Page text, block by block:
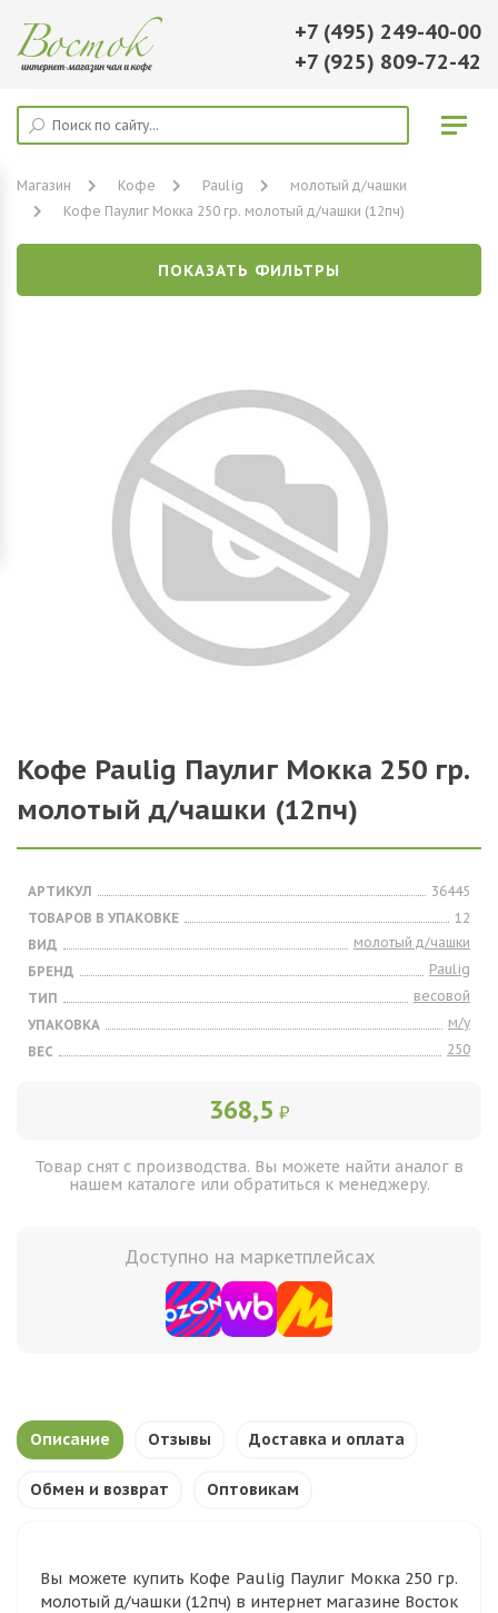
+7 (495) 249-40-00
+7 (925) 809-72-42
Магазин Кофе Paulig
молотый д/чашки
Кофе Паулиг Мокка 250 гр. молотый д/чашки (12пч)
ПОКАЗАТЬ ФИЛЬТРЫ
Кофе Paulig Паулиг Мокка 250 гр.
молотый д/чашки (12пч)
АРТИКУЛ
36445
ТОВАРОВ В УПАКОВКЕ
12
ВИД
молотый д/чашки
БРЕНД
Paulig
ТИП
весовой
УПАКОВКА
м/у
ВЕС
250
368,5 ₽
Товар снят с производства. Вы можете найти аналог в
нашем каталоге или обратиться к менеджеру.
Доступно на маркетплейсах
Описание Отзывы Доставка и оплата
Обмен и возврат Оптовикам
Вы можете купить Кофе Paulig Паулиг Мокка 250 гр.
молотый д/чашки (12пч) в интернет магазине Восток